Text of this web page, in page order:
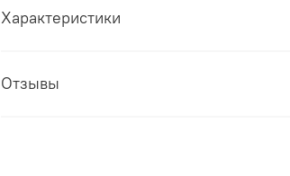
Характеристики
Отзывы